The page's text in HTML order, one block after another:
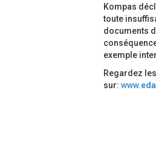
Kompas
toute
documents
exemple
Regardez
sur: www.eda